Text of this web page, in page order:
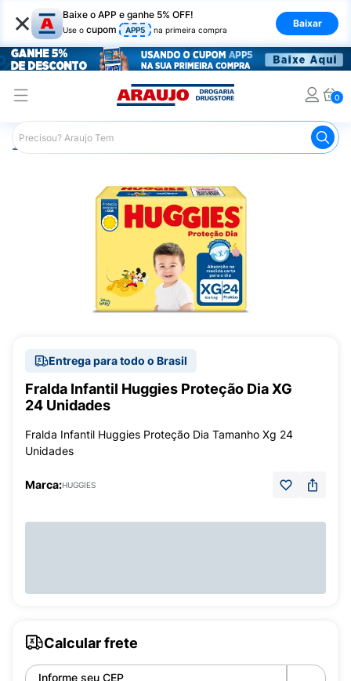
× Baixe o APP e ganhe 5% OFF!
Use o cupom APP5 na primeira compra
Baixar
0
Araujo Infantil Fraldas Infantis
Entrega para todo o Brasil
Fralda Infantil Huggies Proteção Dia XG
24 Unidades
Fralda Infantil Huggies Proteção Dia Tamanho Xg 24
Unidades
Marca:HUGGIES
Calcular frete
Informe seu CEP